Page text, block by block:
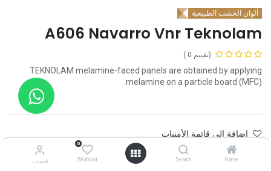
Home
Search
0
Wishlist الحساب
ألوان الخشب الطبيعية
A606 Navarro Vnr Teknolam
(تقييم 0 )
TEKNOLAM melamine-faced panels are obtained by applying
melamine on a particle board (MFC).
إضافة إلى قائمة الأمنيات
تواصل معنا